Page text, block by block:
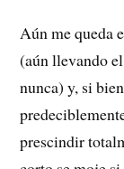
Aún me queda
(aún llevando
nunca) y, si
prescindir